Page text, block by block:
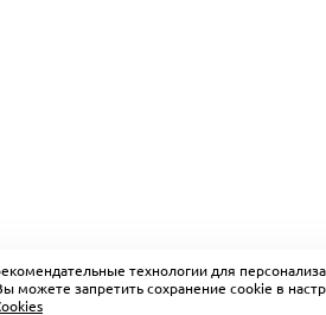
технологии для
можете запретить сохранение cookie в